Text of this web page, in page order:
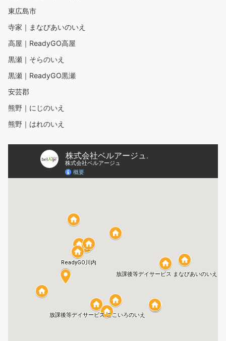
東広島市
寺家｜まなびあいのいえ
高屋｜ReadyGO高屋
黒瀬｜そらのいえ
黒瀬｜ReadyGO黒瀬
安芸郡
熊野｜にじのいえ
熊野｜はれのいえ